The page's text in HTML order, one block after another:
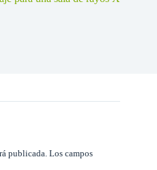
publicada. Los campos